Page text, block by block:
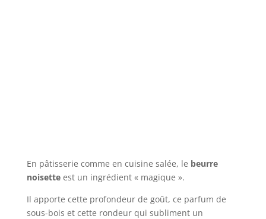
En pâtisserie comme en cuisine salée, le beurre
noisetteest un ingrédient « magique ».
Il apporte cette profondeur de goût, ce parfum de
sous-bois et cette rondeur qui subliment un